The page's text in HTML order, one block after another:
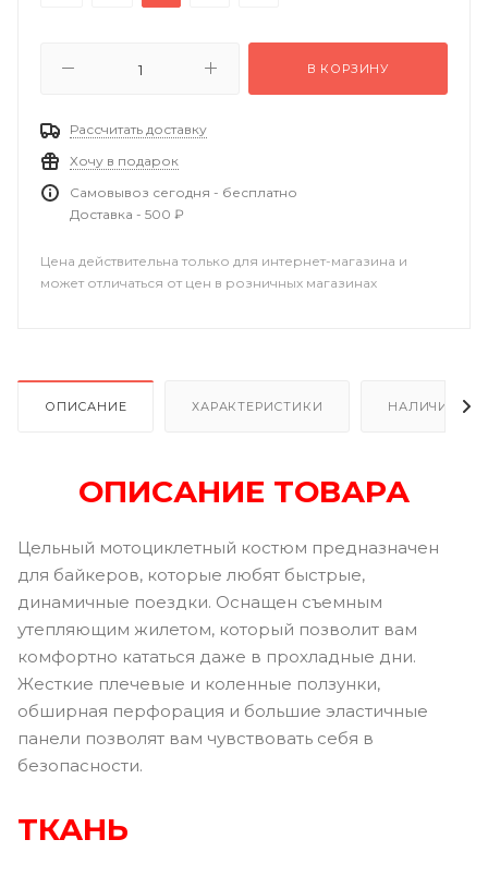
В КОРЗИНУ
Рассчитать доставку
Хочу в подарок
Самовывоз сегодня - бесплатно
Доставка - 500 ₽
Цена действительна только для интернет-магазина и
может отличаться от цен в розничных магазинах
ОПИСАНИЕ ХАРАКТЕРИСТИКИ НАЛИЧИЕ
ОПИСАНИЕ ТОВАРА
Цельный мотоциклетный костюм предназначен
для байкеров, которые любят быстрые,
динамичные поездки. Оснащен съемным
утепляющим жилетом, который позволит вам
комфортно кататься даже в прохладные дни.
Жесткие плечевые и коленные ползунки,
обширная перфорация и большие эластичные
панели позволят вам чувствовать себя в
безопасности.
ТКАНЬ